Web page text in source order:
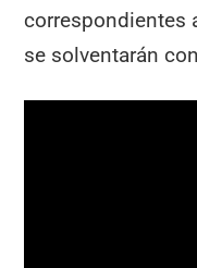
correspondientes
se solventarán